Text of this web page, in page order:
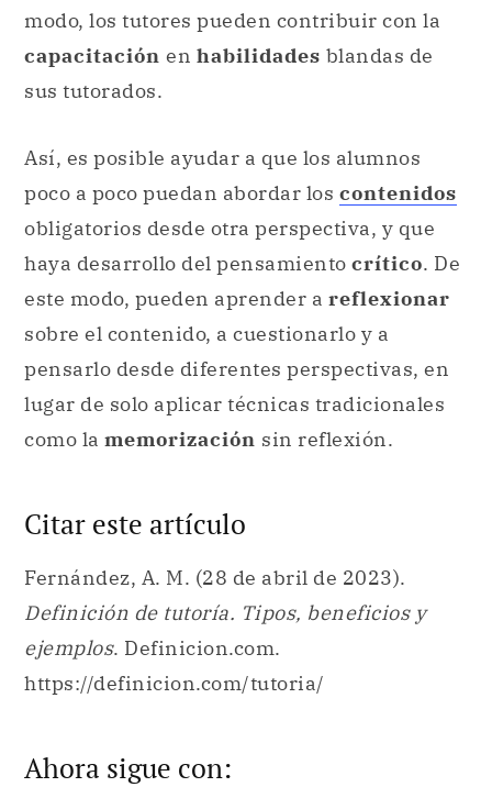
modo, los tutores pueden contribuir con la
capacitación en habilidades blandas de
sus tutorados.
Así, es posible ayudar a que los alumnos
poco a poco puedan abordar los contenidos
obligatorios desde otra perspectiva, y que
haya desarrollo del pensamiento crítico. De
este modo, pueden aprender a reflexionar
sobre el contenido, a cuestionarlo y a
pensarlo desde diferentes perspectivas, en
lugar de solo aplicar técnicas tradicionales
como la memorización sin reflexión.
Citar este artículo
Fernández, A. M. (28 de abril de 2023).
Definición de tutoría. Tipos, beneficios y
ejemplos. Definicion.com.
https://definicion.com/tutoria/
Ahora sigue con: